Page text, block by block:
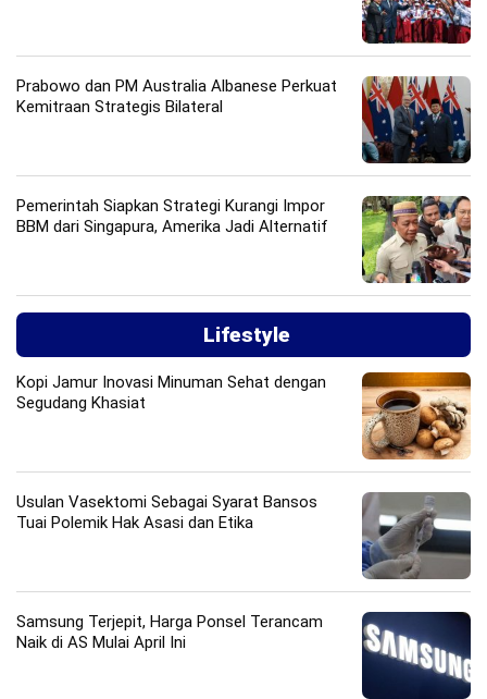
Prabowo dan PM Australia Albanese Perkuat
Kemitraan Strategis Bilateral
Pemerintah Siapkan Strategi Kurangi Impor
BBM dari Singapura, Amerika Jadi Alternatif
Lifestyle
Kopi Jamur Inovasi Minuman Sehat dengan
Segudang Khasiat
Usulan Vasektomi Sebagai Syarat Bansos
Tuai Polemik Hak Asasi dan Etika
Samsung Terjepit, Harga Ponsel Terancam
Naik di AS Mulai April Ini